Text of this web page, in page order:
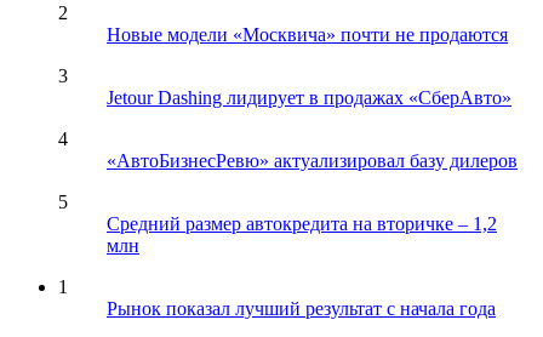
2
Новые модели «Москвича» почти не продаются
3
Jetour Dashing лидирует в продажах «СберАвто»
4
«АвтоБизнесРевю» актуализировал базу дилеров
5
Средний размер автокредита на вторичке – 1,2
млн
1
Рынок показал лучший результат с начала года